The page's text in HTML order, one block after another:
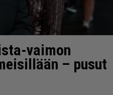
vaimon
– pusut